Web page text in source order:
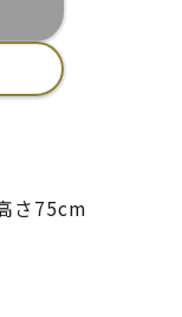
さ75cm